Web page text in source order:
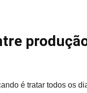
é tratar todos os